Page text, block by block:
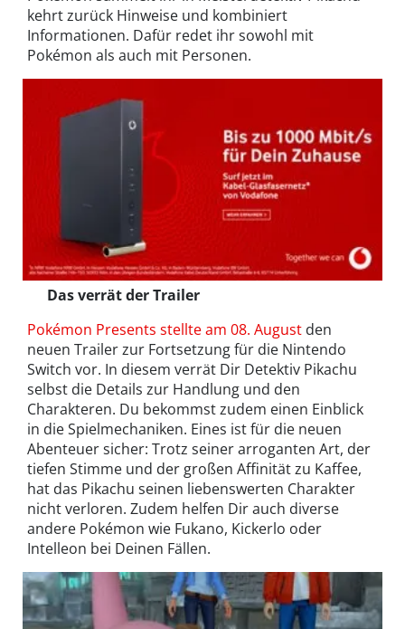
kehrt zurück Hinweise und kombiniert
Informationen. Dafür redet ihr sowohl mit
Pokémon als auch mit Personen.
Das verrät der Trailer
Pokémon Presents stellte am 08. August den
neuen Trailer zur Fortsetzung für die Nintendo
Switch vor. In diesem verrät Dir Detektiv Pikachu
selbst die Details zur Handlung und den
Charakteren. Du bekommst zudem einen Einblick
in die Spielmechaniken. Eines ist für die neuen
Abenteuer sicher: Trotz seiner arroganten Art, der
tiefen Stimme und der großen Affinität zu Kaffee,
hat das Pikachu seinen liebenswerten Charakter
nicht verloren. Zudem helfen Dir auch diverse
andere Pokémon wie Fukano, Kickerlo oder
Intelleon bei Deinen Fällen.